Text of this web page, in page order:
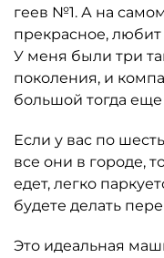
геев №1. А на
прекрасное,
У меня были три
поколения, и
большой тогда еще
Если у вас по
все они в городе,
едет, легко
будете делать
Это идеальная